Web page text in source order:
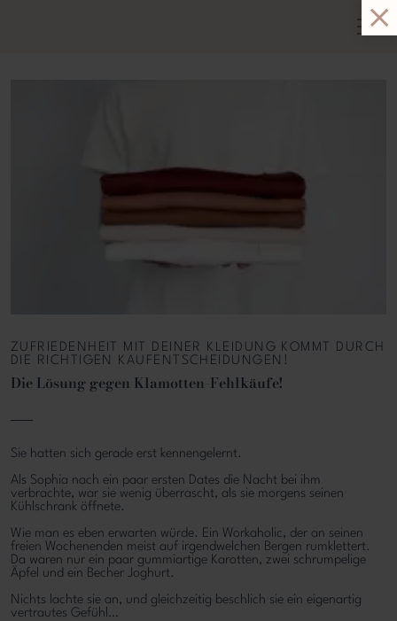
ZUFRIEDENHEIT MIT DEINER KLEIDUNG KOMMT DURCH
DIE RICHTIGEN KAUFENTSCHEIDUNGEN!
Die Lösung gegen Klamotten-Fehlkäufe!
Sie hatten sich gerade erst kennengelernt.
Als Sophia nach ein paar ersten Dates die Nacht bei ihm
verbrachte, war sie wenig überrascht, als sie morgens seinen
Kühlschrank öffnete.
Wie man es eben erwarten würde. Ein Workaholic, der an seinen
freien Wochenenden meist auf irgendwelchen Bergen rumklettert.
Da waren nur ein paar gummiartige Karotten, zwei schrumpelige
Äpfel und ein Becher Joghurt.
Nichts lachte sie an, und gleichzeitig beschlich sie ein eigenartig
vertrautes Gefühl…